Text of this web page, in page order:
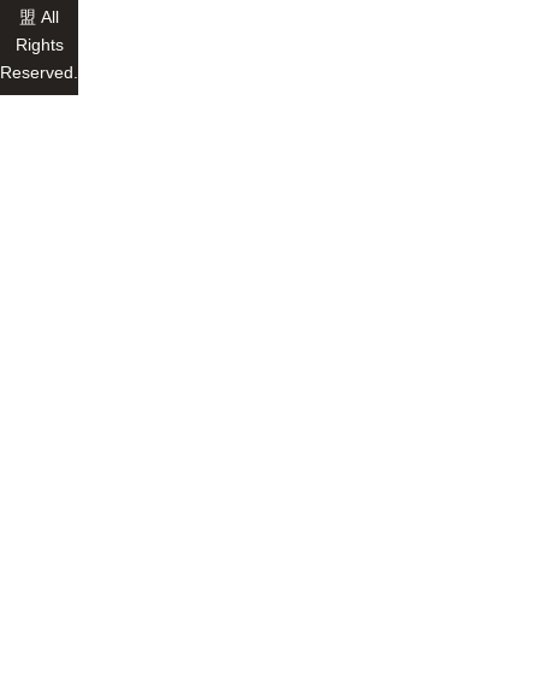
盟 All
Rights
Reserved.